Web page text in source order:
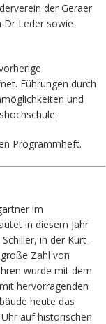
der Geraer
Dr Leder sowie
Führungen durch
und
Programmheft.
im
in diesem Jahr
in der Kurt-
Zahl von
wurde mit dem
hervorragenden
heute das
auf historischen